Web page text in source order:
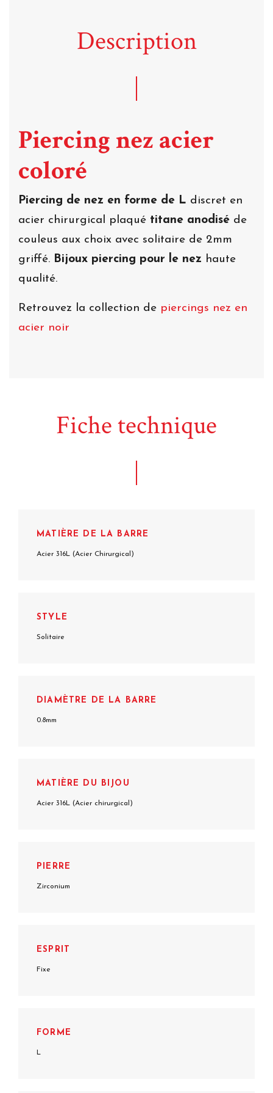
Description
Piercing nez acier
coloré
Piercing de nez en forme de L discret en
acier chirurgical plaqué titane anodisé de
couleus aux choix avec solitaire de 2mm
griffé. Bijoux piercing pour le nez haute
qualité.
Retrouvez la collection de piercings nez en
acier noir
Fiche technique
MATIÈRE DE LA BARRE
Acier 316L (Acier Chirurgical)
STYLE
Solitaire
DIAMÈTRE DE LA BARRE
0.8mm
MATIÈRE DU BIJOU
Acier 316L (Acier chirurgical)
PIERRE
Zirconium
ESPRIT
Fixe
FORME
L